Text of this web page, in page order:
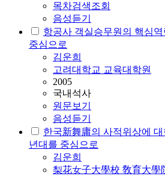
목차검색조회
음성듣기
항공사 객실승무원의 핵심
중심으로
김운희
고려대학교 교육대학원
2005
국내석사
원문보기
음성듣기
한국新舞庸의 사적위상에 대
년대를 중심으로
김운희
梨花女子大學校 敎育大學